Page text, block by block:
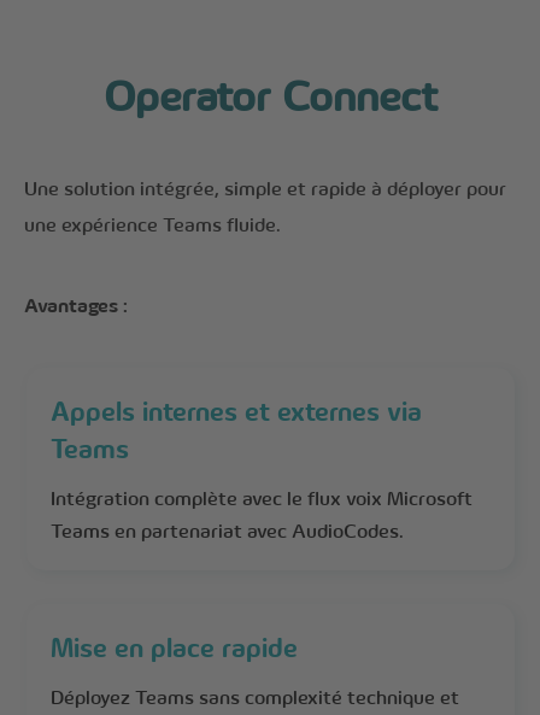
Operator Connect
Une solution intégrée, simple et rapide à déployer pour
une expérience Teams fluide.
Avantages :
Appels internes et externes via
Teams
Intégration complète avec le flux voix Microsoft
Teams en partenariat avec AudioCodes.
Mise en place rapide
Déployez Teams sans complexité technique et